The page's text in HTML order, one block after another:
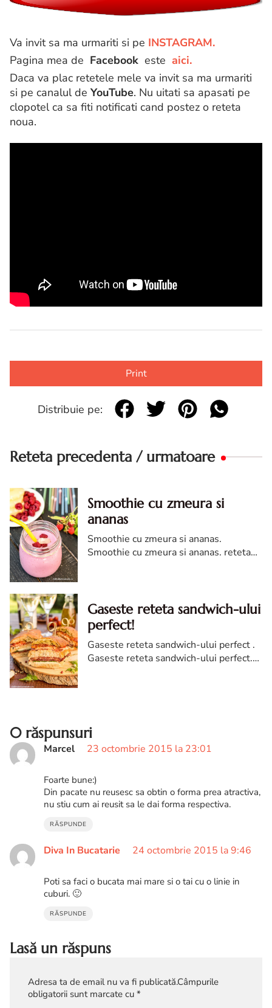
Va invit sa ma urmariti si pe INSTAGRAM.
Pagina mea de Facebook este aici.
Daca va plac retetele mele va invit sa ma urmariti
si pe canalul deYouTube. Nu uitati sa apasati pe
clopotel ca sa fiti notificati cand postez o reteta
noua.
Print
Distribuie pe:
Reteta precedenta / urmatoare
Smoothie cu zmeura si
ananas
Smoothie cu zmeura si ananas.
Smoothie cu zmeura si ananas. reteta
Gaseste reteta sandwich-ului
perfect!
Gaseste reteta sandwich-ului perfect .
Gaseste reteta sandwich-ului perfect.
0 răspunsuri
Marcel 23 octombrie 2015 la 23:01
Foarte bune:)
Din pacate nu reusesc sa obtin o forma prea atractiva,
nu stiu cum ai reusit sa le dai forma respectiva.
RĂSPUNDE
Diva In Bucatarie 24 octombrie 2015 la 9:46
Poti sa faci o bucata mai mare si o tai cu o linie in
cuburi. 🙂
RĂSPUNDE
Lasă un răspuns
Adresa ta de email nu va fi publicată.Câmpurile
obligatorii sunt marcate cu *